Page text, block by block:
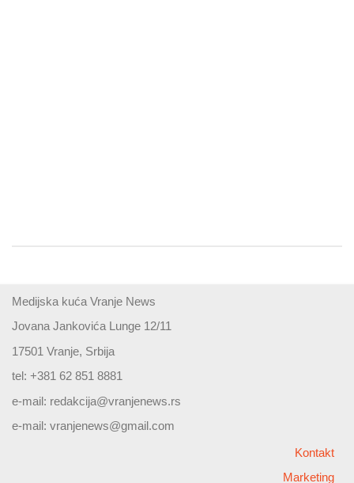
Medijska kuća Vranje News
Jovana Jankovića Lunge 12/11
17501 Vranje, Srbija
tel: +381 62 851 8881
e-mail: redakcija@vranjenews.rs
e-mail: vranjenews@gmail.com
Kontakt
Marketing